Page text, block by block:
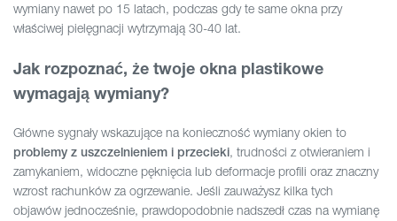
wymiany nawet po 15 latach, podczas gdy te same okna przy
właściwej pielęgnacji wytrzymają 30-40 lat.
Jak rozpoznać, że twoje okna plastikowe
wymagają wymiany?
Główne sygnały wskazujące na konieczność wymiany okien to
problemy z uszczelnieniem i przecieki, trudności z otwieraniem i
zamykaniem, widoczne pęknięcia lub deformacje profili oraz znaczny
wzrost rachunków za ogrzewanie. Jeśli zauważysz kilka tych
objawów jednocześnie, prawdopodobnie nadszedł czas na wymianę